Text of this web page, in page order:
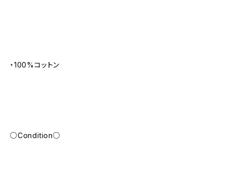
・100%コットン
○Condition○